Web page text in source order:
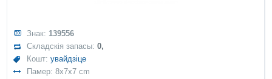
Знак: 139556
Складскія запасы:0,
Кошт:увайдзіце
Памер: 8x7x7 cm